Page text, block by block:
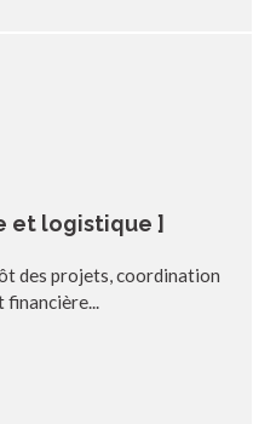
et logistique ]
des projets, coordination